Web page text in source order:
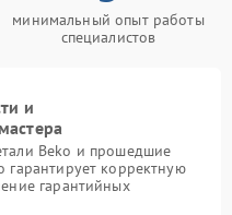
минимальный опыт работы
специалистов
и
Beko и прошедшие
гарантирует корректную
гарантийных